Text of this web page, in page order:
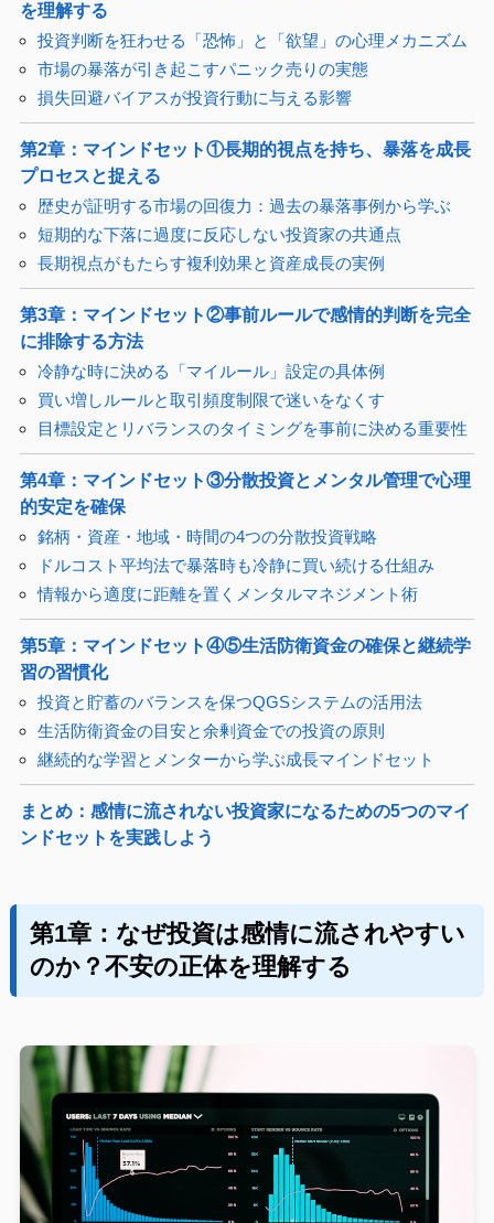
を理解する
投資判断を狂わせる「恐怖」と「欲望」の心理メカニズム
市場の暴落が引き起こすパニック売りの実態
損失回避バイアスが投資行動に与える影響
第2章：マインドセット①長期的視点を持ち、暴落を成長
プロセスと捉える
歴史が証明する市場の回復力：過去の暴落事例から学ぶ
短期的な下落に過度に反応しない投資家の共通点
長期視点がもたらす複利効果と資産成長の実例
第3章：マインドセット②事前ルールで感情的判断を完全
に排除する方法
冷静な時に決める「マイルール」設定の具体例
買い増しルールと取引頻度制限で迷いをなくす
目標設定とリバランスのタイミングを事前に決める重要性
第4章：マインドセット③分散投資とメンタル管理で心理
的安定を確保
銘柄・資産・地域・時間の4つの分散投資戦略
ドルコスト平均法で暴落時も冷静に買い続ける仕組み
情報から適度に距離を置くメンタルマネジメント術
第5章：マインドセット④⑤生活防衛資金の確保と継続学
習の習慣化
投資と貯蓄のバランスを保つQGSシステムの活用法
生活防衛資金の目安と余剰資金での投資の原則
継続的な学習とメンターから学ぶ成長マインドセット
まとめ：感情に流されない投資家になるための5つのマイ
ンドセットを実践しよう
第1章：なぜ投資は感情に流されやすい
のか？不安の正体を理解する